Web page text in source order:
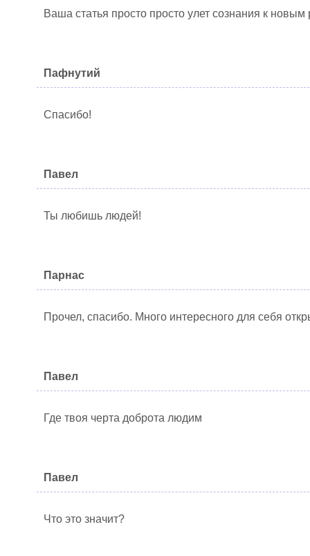
Ваша статья просто просто улет сознания к
Пафнутий
Спасибо!
Павел
Ты любишь людей!
Парнас
Прочел, спасибо. Много интересного для себя
Павел
Где твоя черта доброта людим
Павел
Что это значит?